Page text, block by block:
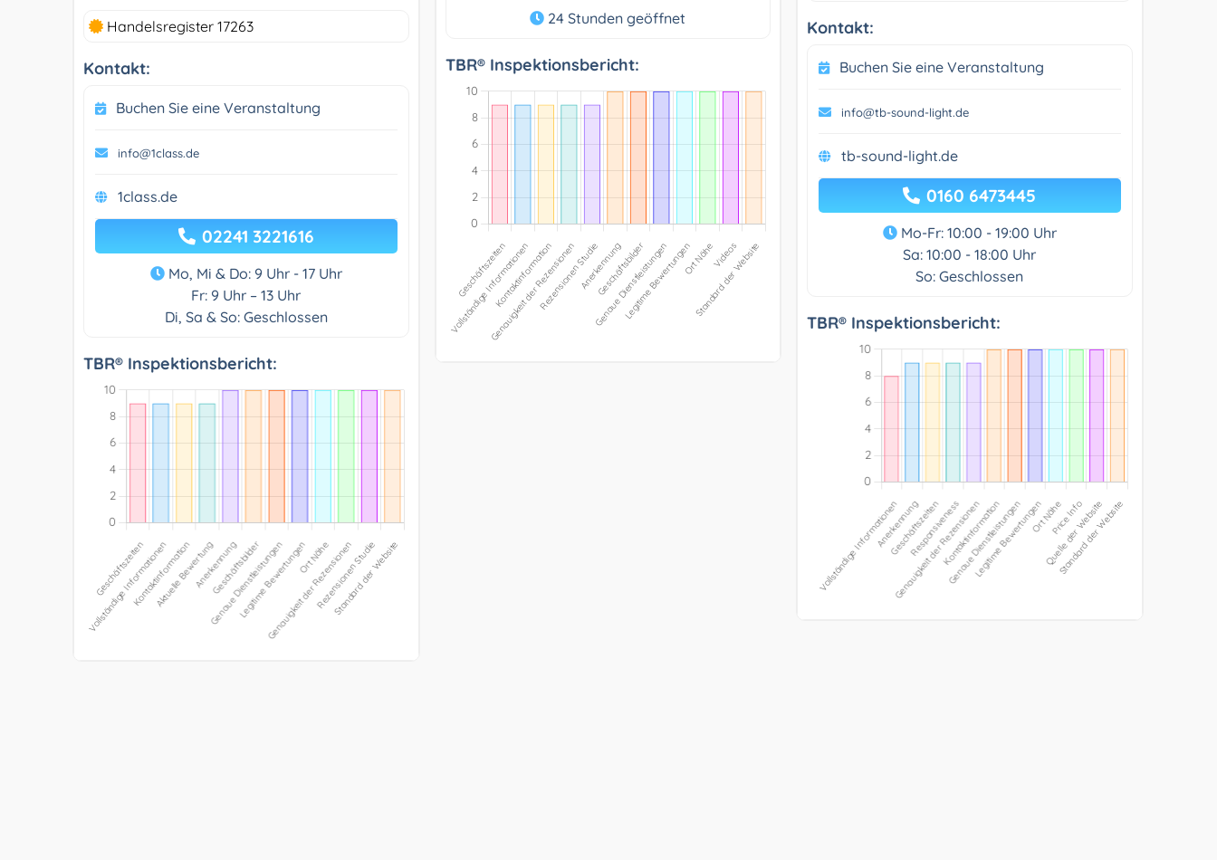
Handelsregister 17263
Kontakt:
Buchen Sie eine Veranstaltung
info@1class.de
1class.de
02241 3221616
Mo, Mi & Do: 9 Uhr - 17 Uhr
Fr: 9 Uhr – 13 Uhr
Di, Sa & So: Geschlossen
TBR® Inspektionsbericht:
24 Stunden geöffnet
TBR® Inspektionsbericht:
Kontakt:
Buchen Sie eine Veranstaltung
info@tb-sound-light.de
tb-sound-light.de
0160 6473445
Mo-Fr: 10:00 - 19:00 Uhr
Sa: 10:00 - 18:00 Uhr
So: Geschlossen
TBR® Inspektionsbericht: